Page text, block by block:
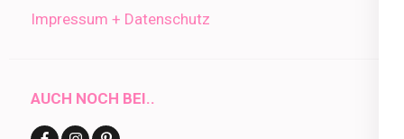
Impressum + Datenschutz
AUCH NOCH BEI..